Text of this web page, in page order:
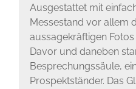
Ausgestattet mit
Messestand vor allem
aussagekräftigen
Davor und daneben
Besprechungssäule,
Prospektständer. Das